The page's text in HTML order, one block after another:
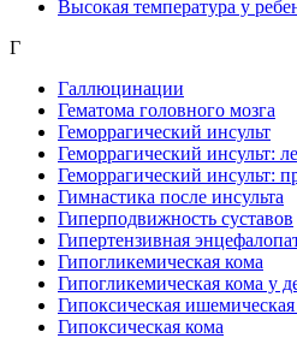
Высокая температура у
Г
Галлюцинации
Гематома головного мозга
Геморрагический инсульт
Геморрагический инсульт:
Геморрагический инсульт:
Гимнастика после инсульта
Гиперподвижность суставов
Гипертензивная
Гипогликемическая кома
Гипогликемическая кома у
Гипоксическая
Гипоксическая кома